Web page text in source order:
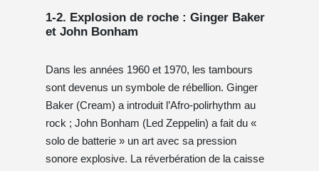
1-2. Explosion de roche : Ginger Baker
et John Bonham
Dans les années 1960 et 1970, les tambours
sont devenus un symbole de rébellion. Ginger
Baker (Cream) a introduit l’Afro-polirhythm au
rock ; John Bonham (Led Zeppelin) a fait du «
solo de batterie » un art avec sa pression
sonore explosive. La réverbération de la caisse